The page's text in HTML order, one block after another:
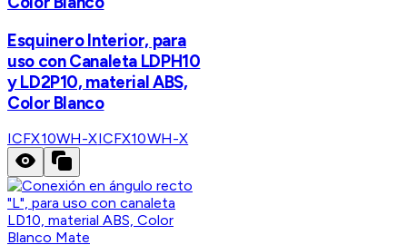
Esquinero Interior, para
uso con Canaleta LDPH10
y LD2P10, material ABS,
Color Blanco
ICFX10WH-XICFX10WH-X